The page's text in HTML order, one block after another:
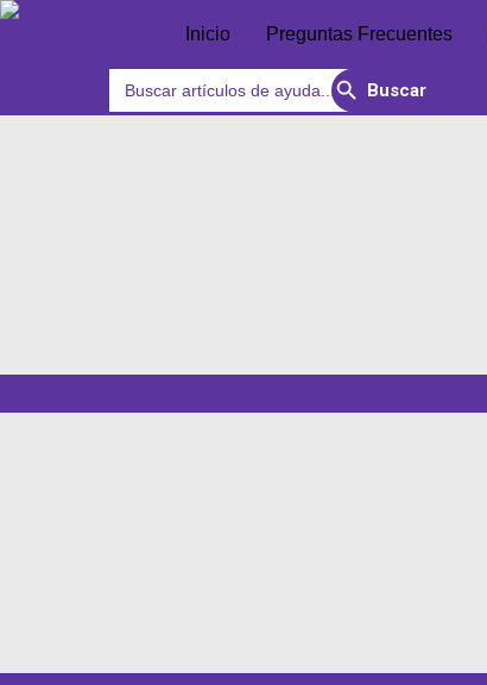
Inicio Preguntas Frecuentes
for:
Search Button